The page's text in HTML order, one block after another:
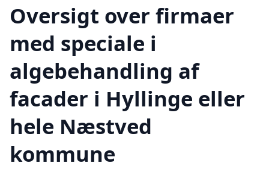
Oversigt over firmaer
med speciale i
algebehandling af
facader i Hyllinge eller
hele Næstved
kommune